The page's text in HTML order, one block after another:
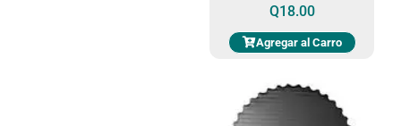
Q18.00
Agregar al Carro